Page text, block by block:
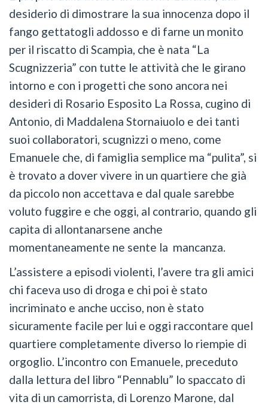
desiderio di dimostrare la sua innocenza dopo il
fango gettatogli addosso e di farne un monito
per il riscatto di Scampia, che è nata “La
Scugnizzeria” con tutte le attività che le girano
intorno e con i progetti che sono ancora nei
desideri di Rosario Esposito La Rossa, cugino di
Antonio, di Maddalena Stornaiuolo e dei tanti
suoi collaboratori, scugnizzi o meno, come
Emanuele che, di famiglia semplice ma “pulita”, si
è trovato a dover vivere in un quartiere che già
da piccolo non accettava e dal quale sarebbe
voluto fuggire e che oggi, al contrario, quando gli
capita di allontanarsene anche
momentaneamente ne sente la mancanza.
L’assistere a episodi violenti, l’avere tra gli amici
chi faceva uso di droga e chi poi è stato
incriminato e anche ucciso, non è stato
sicuramente facile per lui e oggi raccontare quel
quartiere completamente diverso lo riempie di
orgoglio. L’incontro con Emanuele, preceduto
dalla lettura del libro “Pennablu” lo spaccato di
vita di un camorrista, di Lorenzo Marone, dal